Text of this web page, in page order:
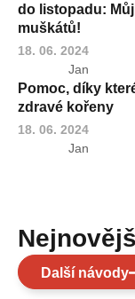
do listopadu:
muškátů!
18. 06. 2024
Jan
Pomoc, díky
zdravé kořeny
18. 06. 2024
Jan
Další návody